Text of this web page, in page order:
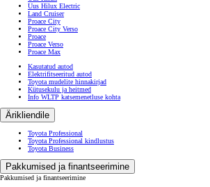
Uus Hilux Electric
Land Cruiser
Proace City
Proace City Verso
Proace
Proace Verso
Proace Max
Kasutatud autod
Elektrifitseeritud autod
Toyota mudelite hinnakirjad
Kütusekulu ja heitmed
Info WLTP katsemenetluse kohta
Ärikliendile
Toyota Professional
Toyota Professional kindlustus
Toyota Business
Pakkumised ja finantseerimine
Pakkumised ja finantseerimine